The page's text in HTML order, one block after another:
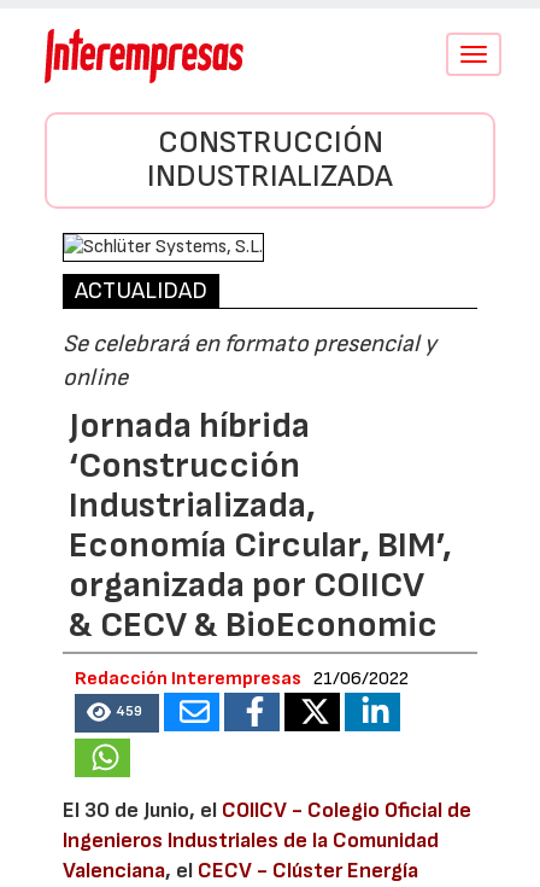
Conmutar
CONSTRUCCIÓN
INDUSTRIALIZADA
ACTUALIDAD
Se celebrará en formato presencial y
online
Jornada híbrida
‘Construcción
Industrializada,
Economía Circular, BIM’,
organizada por COIICV
& CECV & BioEconomic
Redacción Interempresas 21/06/2022
459
El 30 de Junio, el COIICV - Colegio Oficial de
Ingenieros Industriales de la Comunidad
Valenciana, el CECV - Clúster Energía